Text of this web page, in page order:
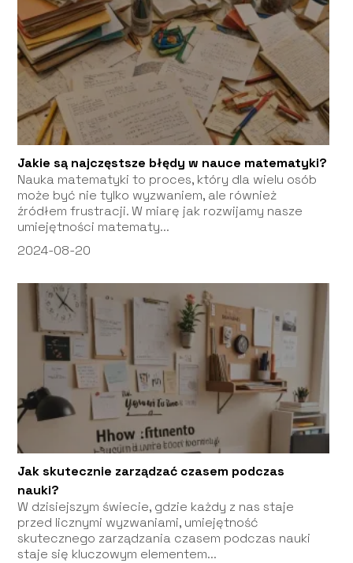
Jakie są najczęstsze błędy w nauce matematyki?
Nauka matematyki to proces, który dla wielu osób
może być nie tylko wyzwaniem, ale również
źródłem frustracji. W miarę jak rozwijamy nasze
umiejętności matematy...
2024-08-20
Jak skutecznie zarządzać czasem podczas
nauki?
W dzisiejszym świecie, gdzie każdy z nas staje
przed licznymi wyzwaniami, umiejętność
skutecznego zarządzania czasem podczas nauki
staje się kluczowym elementem...